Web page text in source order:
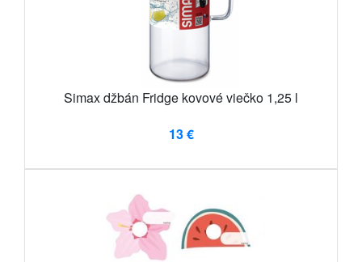
Simax džbán Fridge kovové viečko 1,25 l
13 €